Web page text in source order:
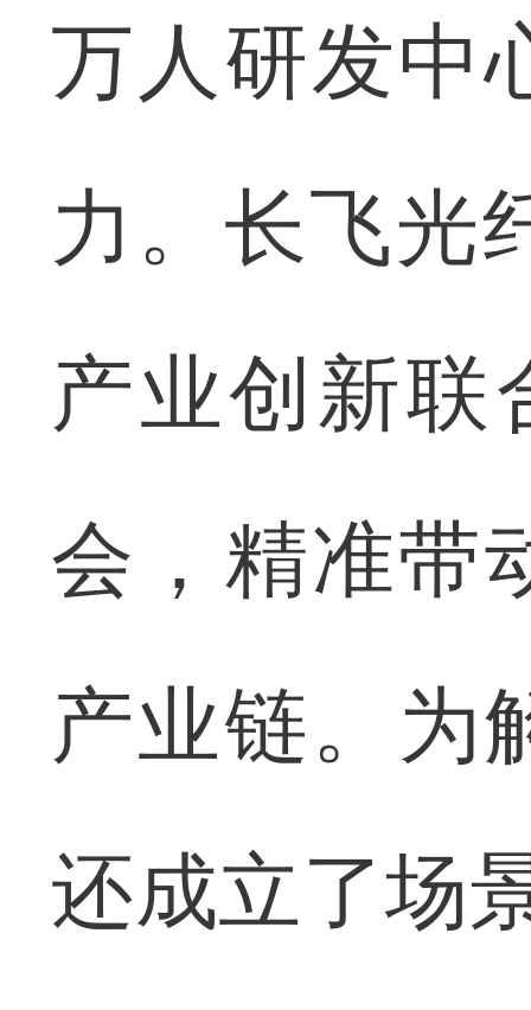
万人研发中
力。长飞光
产业创新联
会，精准带
产业链。为
还成立了场